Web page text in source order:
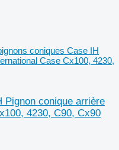
coniques Case IH
Case Cx100, 4230,
Pignon conique arrière
4230, C90, Cx90